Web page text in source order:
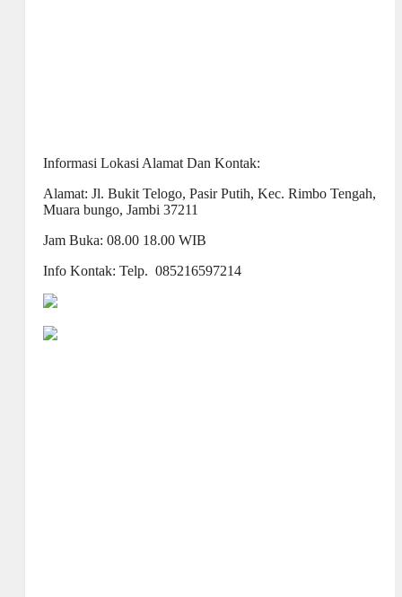
Informasi Lokasi Alamat Dan Kontak:
Alamat: Jl. Bukit Telogo, Pasir Putih, Kec. Rimbo Tengah,
Muara bungo, Jambi 37211
Jam Buka: 08.00 18.00 WIB
Info Kontak: Telp. 085216597214